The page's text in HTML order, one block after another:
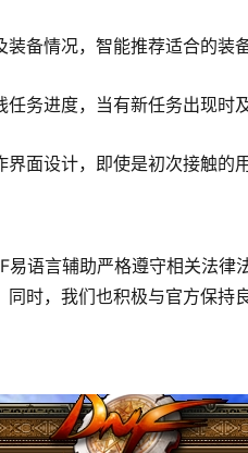
装备情况，智能推荐适合的装
任务进度，当有新任务出现时
界面设计，即使是初次接触的
语言辅助严格遵守相关法律
时，我们也积极与官方保持